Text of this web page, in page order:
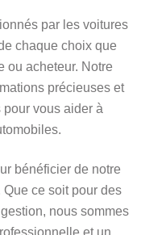
par les voitures
chaque choix que
ou acheteur. Notre
précieuses et
vous aider à
bénéficier de notre
ce soit pour des
nous sommes